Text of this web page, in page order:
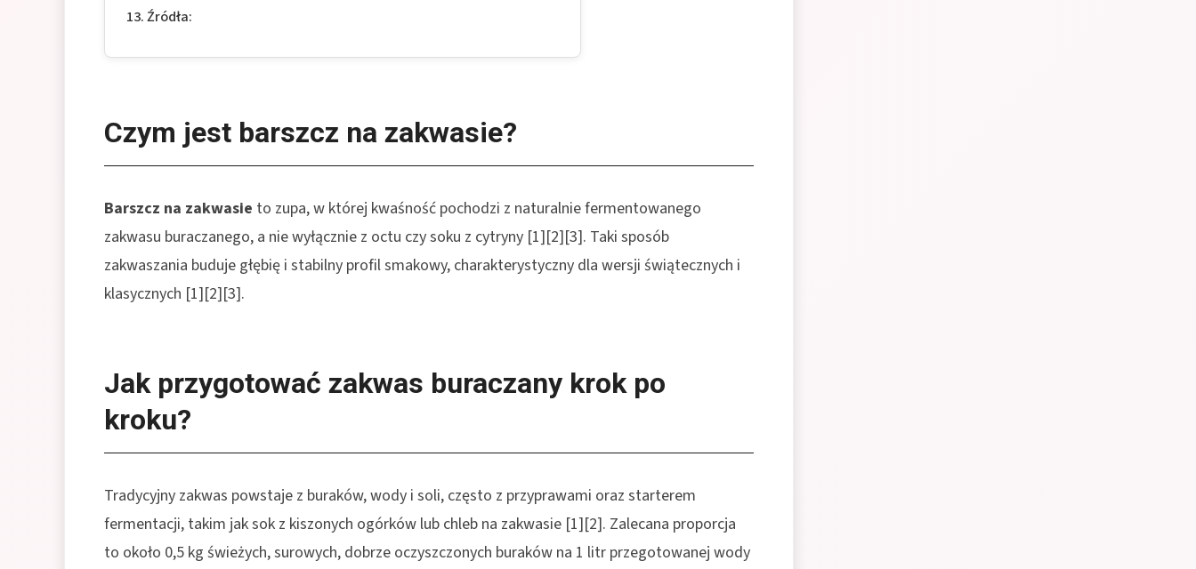
Źródła:
Czym jest barszcz na zakwasie?
Barszcz na zakwasie to zupa, w której kwaśność pochodzi z naturalnie fermentowanego
zakwasu buraczanego, a nie wyłącznie z octu czy soku z cytryny [1][2][3]. Taki sposób
zakwaszania buduje głębię i stabilny profil smakowy, charakterystyczny dla wersji świątecznych i
klasycznych [1][2][3].
Jak przygotować zakwas buraczany krok po
kroku?
Tradycyjny zakwas powstaje z buraków, wody i soli, często z przyprawami oraz starterem
fermentacji, takim jak sok z kiszonych ogórków lub chleb na zakwasie [1][2]. Zalecana proporcja
to około 0,5 kg świeżych, surowych, dobrze oczyszczonych buraków na 1 litr przegotowanej wody